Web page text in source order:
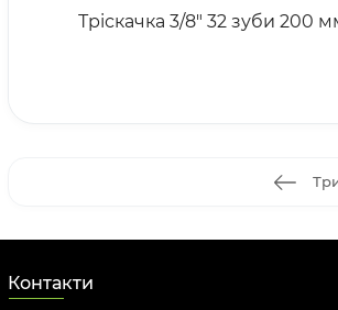
Тріскачка 3/8" 32 зуби 200
Контакти